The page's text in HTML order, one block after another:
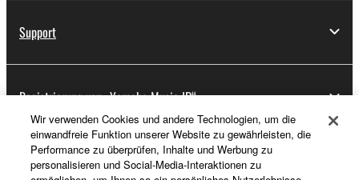
Support
Registrierung von „Yamaha Music ID“
Über Yamaha
Wir verwenden Cookies und andere Technologien, um die
einwandfreie Funktion unserer Website zu gewährleisten, die
Performance zu überprüfen, Inhalte und Werbung zu
personalisieren und Social-Media-Interaktionen zu